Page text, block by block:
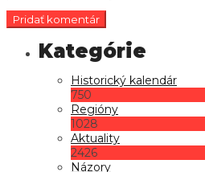
Historický kalendár
750
Regióny
1028
Aktuality
2426
Názory